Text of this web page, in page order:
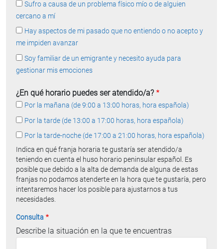
Sufro a causa de un problema físico mío o de alguien
cercano a mí
Hay aspectos de mi pasado que no entiendo o no acepto y
me impiden avanzar
Soy familiar de un emigrante y necesito ayuda para
gestionar mis emociones
¿En qué horario puedes ser atendido/a?
Por la mañana (de 9:00 a 13:00 horas, hora española)
Por la tarde (de 13:00 a 17:00 horas, hora española)
Por la tarde-noche (de 17:00 a 21:00 horas, hora española)
Indica en qué franja horaria te gustaría ser atendido/a
teniendo en cuenta el huso horario peninsular español. Es
posible que debido a la alta de demanda de alguna de estas
franjas no podamos atenderte en la hora que te gustaría, pero
intentaremos hacer los posible para ajustarnos a tus
necesidades.
Consulta
Describe la situación en la que te encuentras